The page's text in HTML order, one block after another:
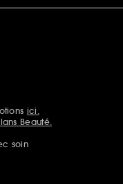
ici.
Beauté.
soin